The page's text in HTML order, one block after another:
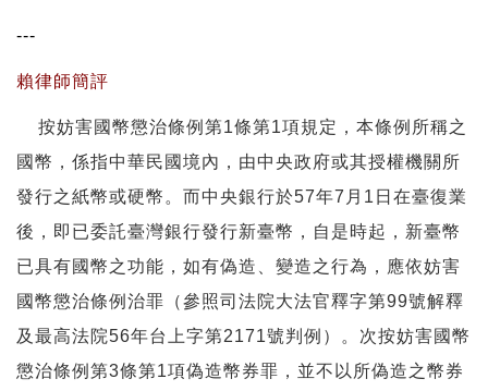
---
賴律師簡評
按妨害國幣懲治條例第1條第1項規定，本條例所稱之
國幣，係指中華民國境內，由中央政府或其授權機關所
發行之紙幣或硬幣。而中央銀行於57年7月1日在臺復業
後，即已委託臺灣銀行發行新臺幣，自是時起，新臺幣
已具有國幣之功能，如有偽造、變造之行為，應依妨害
國幣懲治條例治罪（參照司法院大法官釋字第99號解釋
及最高法院56年台上字第2171號判例）。次按妨害國幣
懲治條例第3條第1項偽造幣券罪，並不以所偽造之幣券